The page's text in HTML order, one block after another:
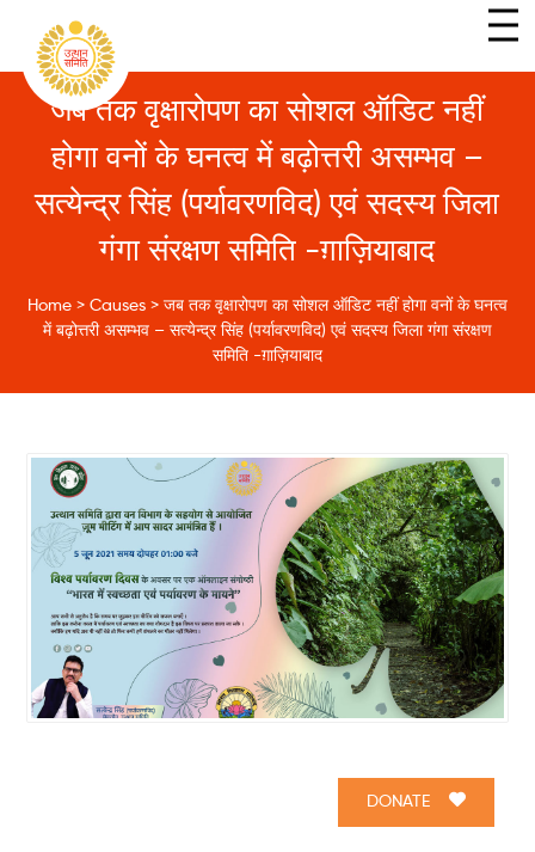
जब तक वृक्षारोपण का सोशल ऑडिट नहीं
होगा वनों के घनत्व में बढ़ोत्तरी असम्भव –
सत्येन्द्र सिंह (पर्यावरणविद) एवं सदस्य जिला
गंगा संरक्षण समिति -ग़ाज़ियाबाद
Home> Causes> जब तक वृक्षारोपण का सोशल ऑडिट नहीं होगा वनों के घनत्व
में बढ़ोत्तरी असम्भव – सत्येन्द्र सिंह (पर्यावरणविद) एवं सदस्य जिला गंगा संरक्षण
समिति -ग़ाज़ियाबाद
DONATE